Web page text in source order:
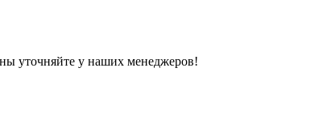
уточняйте у наших менеджеров!